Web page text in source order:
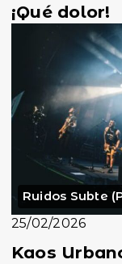
¡Qué dolor!
Ruidos Subte
25/02/2026
Kaos